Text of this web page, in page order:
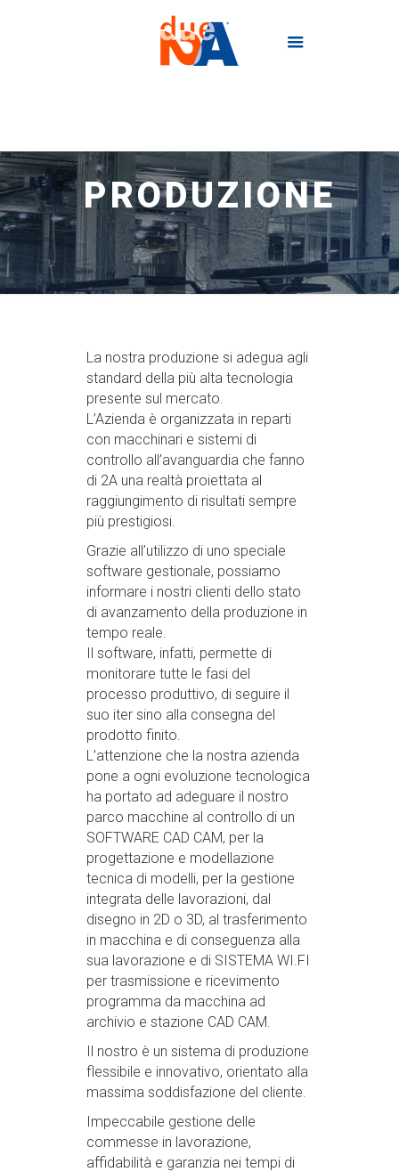
PRODUZIONE
La nostra produzione si adegua agli
standard della più alta tecnologia
presente sul mercato.
L’Azienda è organizzata in reparti
con macchinari e sistemi di
controllo all’avanguardia che fanno
di 2A una realtà proiettata al
raggiungimento di risultati sempre
più prestigiosi.
Grazie all’utilizzo di uno speciale
software gestionale, possiamo
informare i nostri clienti dello stato
di avanzamento della produzione in
tempo reale.
Il software, infatti, permette di
monitorare tutte le fasi del
processo produttivo, di seguire il
suo iter sino alla consegna del
prodotto finito.
L’attenzione che la nostra azienda
pone a ogni evoluzione tecnologica
ha portato ad adeguare il nostro
parco macchine al controllo di un
SOFTWARE CAD CAM, per la
progettazione e modellazione
tecnica di modelli, per la gestione
integrata delle lavorazioni, dal
disegno in 2D o 3D, al trasferimento
in macchina e di conseguenza alla
sua lavorazione e di SISTEMA WI.FI
per trasmissione e ricevimento
programma da macchina ad
archivio e stazione CAD CAM.
Il nostro è un sistema di produzione
flessibile e innovativo, orientato alla
massima soddisfazione del cliente.
Impeccabile gestione delle
commesse in lavorazione,
affidabilità e garanzia nei tempi di